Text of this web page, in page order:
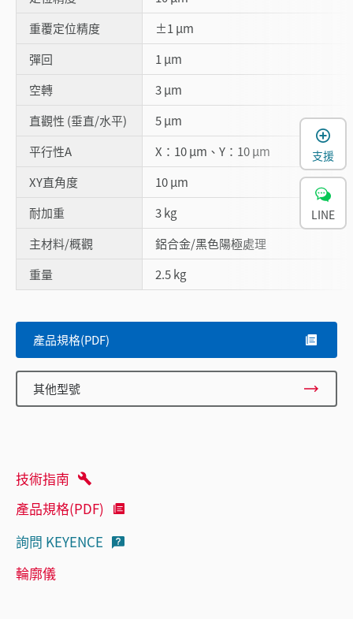
重覆定位精度
±1 µm
彈回
1 µm
空轉
3 µm
直觀性 (垂直/水平)
5 µm
平行性A
X：10 µm、Y：10 µm
XY直角度
10 µm
耐加重
3 kg
主材料/概觀
鋁合金/黑色陽極處理
重量
2.5 kg
產品規格(PDF)
其他型號
技術指南
產品規格(PDF)
詢問 KEYENCE
輪廓儀
支援
LINE